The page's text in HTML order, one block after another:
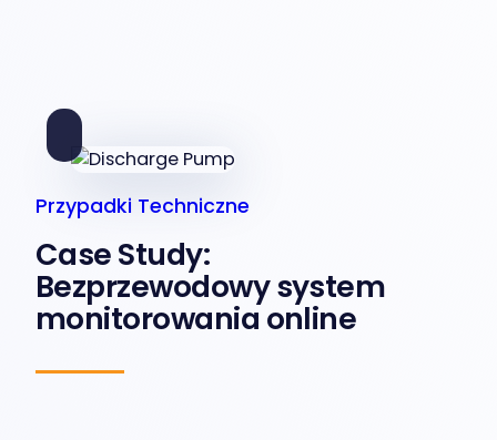
Przypadki Techniczne
Case Study:
Bezprzewodowy system
monitorowania online